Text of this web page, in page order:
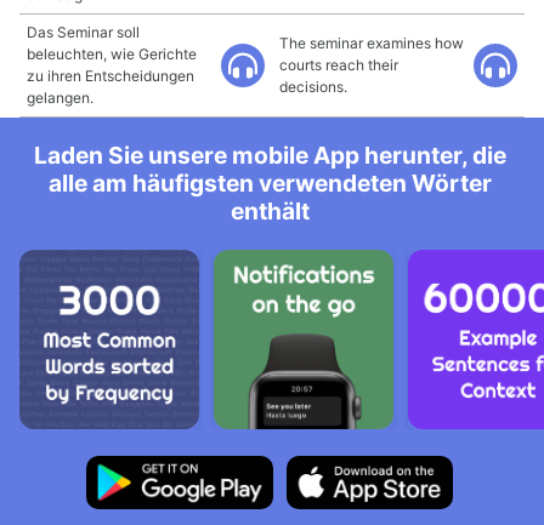
Das Seminar soll
beleuchten, wie Gerichte
zu ihren Entscheidungen
gelangen.
The seminar examines how
courts reach their
decisions.
Laden Sie unsere mobile App herunter, die
alle am häufigsten verwendeten Wörter
enthält